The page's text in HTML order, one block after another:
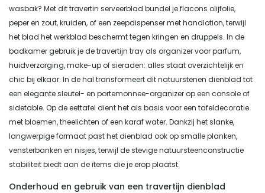
wasbak? Met dit travertin serveerblad bundel je flacons olijfolie,
peper en zout, kruiden, of een zeepdispenser met handlotion, terwijl
het blad het werkblad beschermt tegen kringen en druppels. In de
badkamer gebruik je de travertijn tray als organizer voor parfum,
huidverzorging, make-up of sieraden: alles staat overzichtelijk en
chic bij elkaar. In de hal transformeert dit natuurstenen dienblad tot
een elegante sleutel- en portemonnee-organizer op een console of
sidetable. Op de eettafel dient het als basis voor een tafeldecoratie
met bloemen, theelichten of een karaf water. Dankzij het slanke,
langwerpige formaat past het dienblad ook op smalle planken,
vensterbanken en nisjes, terwijl de stevige natuursteenconstructie
stabiliteit biedt aan de items die je erop plaatst.
Onderhoud en gebruik van een travertijn dienblad